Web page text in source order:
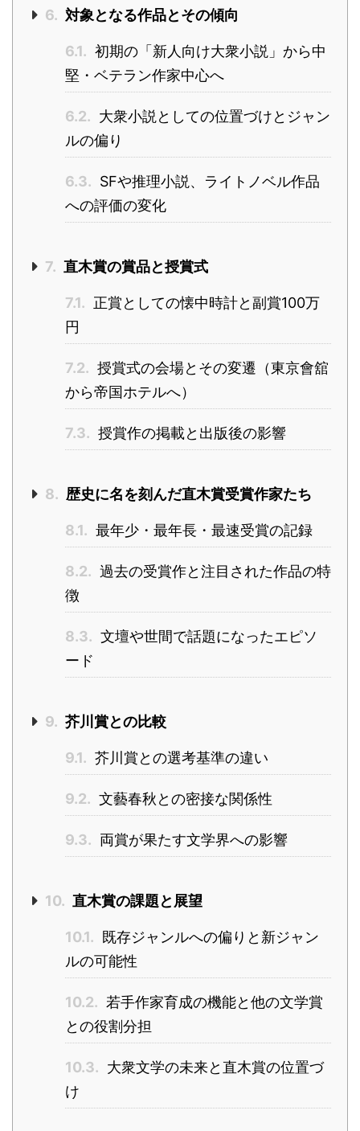
6. 対象となる作品とその傾向
6.1. 初期の「新人向け大衆小説」から中
堅・ベテラン作家中心へ
6.2. 大衆小説としての位置づけとジャン
ルの偏り
6.3. SFや推理小説、ライトノベル作品
への評価の変化
7. 直木賞の賞品と授賞式
7.1. 正賞としての懐中時計と副賞100万
円
7.2. 授賞式の会場とその変遷（東京會舘
から帝国ホテルへ）
7.3. 授賞作の掲載と出版後の影響
8. 歴史に名を刻んだ直木賞受賞作家たち
8.1. 最年少・最年長・最速受賞の記録
8.2. 過去の受賞作と注目された作品の特
徴
8.3. 文壇や世間で話題になったエピソ
ード
9. 芥川賞との比較
9.1. 芥川賞との選考基準の違い
9.2. 文藝春秋との密接な関係性
9.3. 両賞が果たす文学界への影響
10. 直木賞の課題と展望
10.1.
既存ジャンルへの偏りと新ジャン
ルの可能性
10.2. 若手作家育成の機能と他の文学賞
との役割分担
10.3. 大衆文学の未来と直木賞の位置づ
け